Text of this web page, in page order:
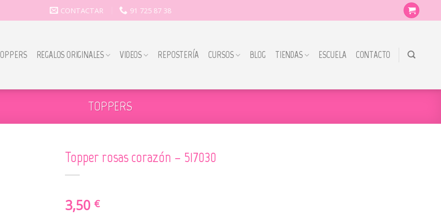
CONTACTAR 91 725 87 38
REGALOS ORIGINALES VIDEOS REPOSTERÍA CURSOS BLOG TIENDAS ESCUELA CONTACTO
TOPPERS
Topper rosas corazón – 517030
3,50 €